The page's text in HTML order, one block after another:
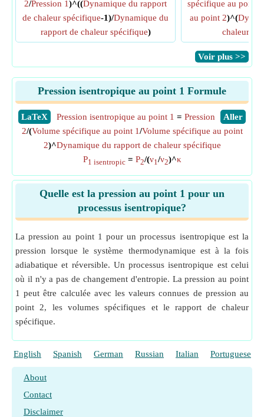
2/Pression 1)^((Dynamique du rapport
de chaleur spécifique-1)/Dynamique du
rapport de chaleur spécifique)
spécifique au point 1
au point 2)^(
chaleur
​Voir plus >>
Pression isentropique au point 1 Formule
​LaTeX ​Aller
Pression isentropique au point 1 = Pression
2/(Volume spécifique au point 1/Volume spécifique au point
2)^Dynamique du rapport de chaleur spécifique
P1 isentropic= P2/(ν1/ν2)^κ
Quelle est la pression au point 1 pour un
processus isentropique?
La pression au point 1 pour un processus isentropique est la
pression lorsque le système thermodynamique est à la fois
adiabatique et réversible. Un processus isentropique est celui
où il n'y a pas de changement d'entropie. La pression au point
1 peut être calculée avec les valeurs connues de pression au
point 2, les volumes spécifiques et le rapport de chaleur
spécifique.
English Spanish German Russian Italian Portuguese
About
Contact
Disclaimer